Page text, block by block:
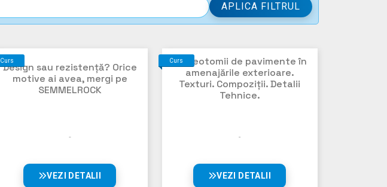
APLICA FILTRUL
Curs
Design sau rezistență? Orice
motive ai avea, mergi pe
SEMMELROCK
VEZI DETALII
Curs
Stereotomii de pavimente în
amenajările exterioare.
Texturi. Compoziții. Detalii
Tehnice.
VEZI DETALII